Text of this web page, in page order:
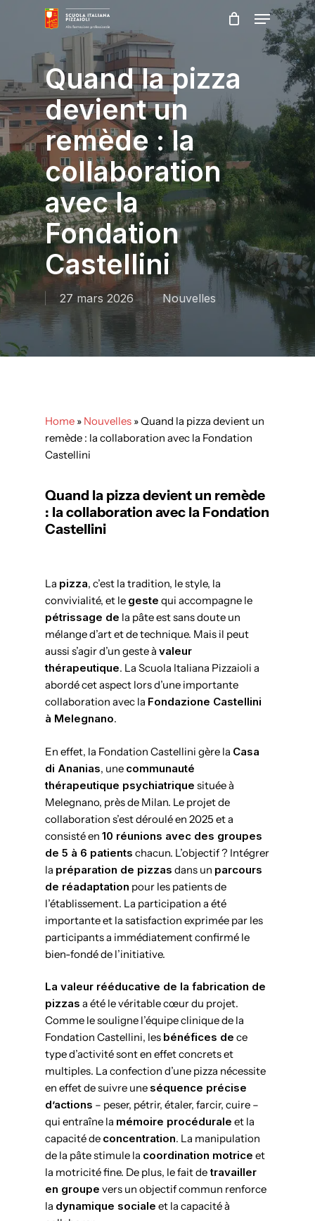
content
Menu
Quand la pizza
devient un
remède : la
collaboration
avec la
Fondation
Castellini
27 mars 2026 Nouvelles
Home » Nouvelles »Quand la pizza devient un
remède : la collaboration avec la Fondation
Castellini
Quand la pizza devient un remède
: la collaboration avec la Fondation
Castellini
La pizza, c’est la tradition, le style, la
convivialité, et le geste qui accompagne le
pétrissage de la pâte est sans doute un
mélange d’art et de technique. Mais il peut
aussi s’agir d’un geste à valeur
thérapeutique. La Scuola Italiana Pizzaioli a
abordé cet aspect lors d’une importante
collaboration avec la Fondazione Castellini
à Melegnano.
En effet, la Fondation Castellini gère la Casa
di Ananias, une communauté
thérapeutique psychiatrique située à
Melegnano, près de Milan. Le projet de
collaboration s’est déroulé en 2025 et a
consisté en 10 réunions avec des groupes
de 5 à 6 patients chacun. L’objectif ? Intégrer
la préparation de pizzas dans un parcours
de réadaptation pour les patients de
l’établissement. La participation a été
importante et la satisfaction exprimée par les
participants a immédiatement confirmé le
bien-fondé de l’initiative.
La valeur rééducative de la fabrication de
pizzas a été le véritable cœur du projet.
Comme le souligne l’équipe clinique de la
Fondation Castellini, les bénéfices de ce
type d’activité sont en effet concrets et
multiples. La confection d’une pizza nécessite
en effet de suivre une séquence précise
d’actions – peser, pétrir, étaler, farcir, cuire –
qui entraîne la mémoire procédurale et la
capacité de concentration. La manipulation
de la pâte stimule la coordination motrice et
la motricité fine. De plus, le fait detravailler
en groupe vers un objectif commun renforce
la dynamique sociale et la capacité à
Close
Menu